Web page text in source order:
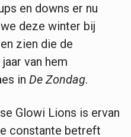
en downs er nu
deze winter bij
zien die de
van hem
in De Zondag.
Glowi Lions is ervan
constante betreft